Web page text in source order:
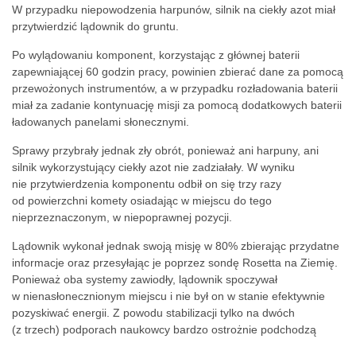
W przypadku niepowodzenia harpunów, silnik na ciekły azot miał
przytwierdzić lądownik do gruntu.
Po wylądowaniu komponent, korzystając z głównej baterii
zapewniającej 60 godzin pracy, powinien zbierać dane za pomocą
przewożonych instrumentów, a w przypadku rozładowania baterii
miał za zadanie kontynuację misji za pomocą dodatkowych baterii
ładowanych panelami słonecznymi.
Sprawy przybrały jednak zły obrót, ponieważ ani harpuny, ani
silnik wykorzystujący ciekły azot nie zadziałały. W wyniku
nie przytwierdzenia komponentu odbił on się trzy razy
od powierzchni komety osiadając w miejscu do tego
nieprzeznaczonym, w niepoprawnej pozycji.
Lądownik wykonał jednak swoją misję w 80% zbierając przydatne
informacje oraz przesyłając je poprzez sondę Rosetta na Ziemię.
Ponieważ oba systemy zawiodły, lądownik spoczywał
w nienasłonecznionym miejscu i nie był on w stanie efektywnie
pozyskiwać energii. Z powodu stabilizacji tylko na dwóch
(z trzech) podporach naukowcy bardzo ostrożnie podchodzą